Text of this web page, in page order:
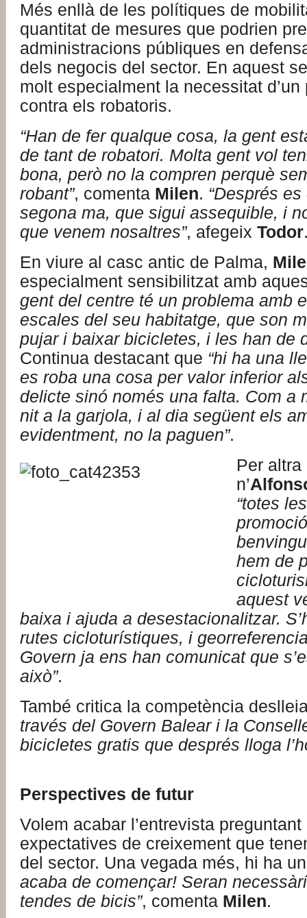
Més enllà de les polítiques de
quantitat de mesures que podrien
administracions públiques en
dels negocis del sector. En aquest
molt especialment la necessitat d’un
contra els robatoris.
“Han de fer qualque cosa, la gent
de tant de robatori. Molta gent vol
bona, però no la compren perquè
robant”, comenta Milen. “Després
segona ma, que sigui assequible, i
que venem nosaltres”, afegeix Todor
En viure al casc antic de Palma,
especialment sensibilitzat amb
gent del centre té un problema amb
escales del seu habitatge, que son
pujar i baixar bicicletes, i les han de
Continua destacant que “hi ha una
es roba una cosa per valor inferior
delicte sinó només una falta. Com a
nit a la garjola, i al dia següent els
evidentment, no la paguen”.
Per altra
n’
“totes
hem de
aquest
baixa i ajuda a desestacionalitzar.
rutes cicloturístiques, i
Govern ja ens han comunicat que
això”.
També critica la competència
través del Govern Balear i la
bicicletes gratis que després lloga
Perspectives de futur
Volem acabar l’entrevista
expectatives de creixement que
del sector. Una vegada més, hi ha
acaba de començar! Seran
tendes de bicis”, comenta Milen.